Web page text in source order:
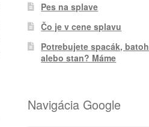
Pes na splave
Čo je v cene splavu
Potrebujete spacák, batoh
alebo stan? Máme
Navigácia Google